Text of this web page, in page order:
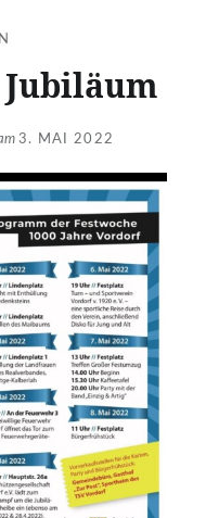
3. MAI 2022